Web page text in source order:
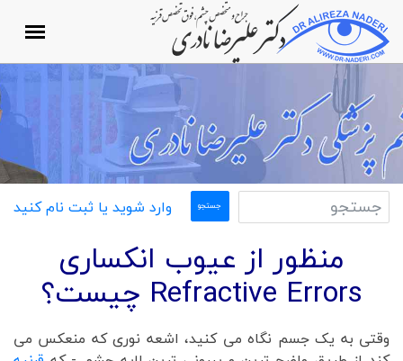
وارد شوید یا ثبت نام کنید
منظور از عیوب انکساری
Refractive Errors چیست؟
وقتی به یک جسم نگاه می کنید، اشعه نوری که منعکس می